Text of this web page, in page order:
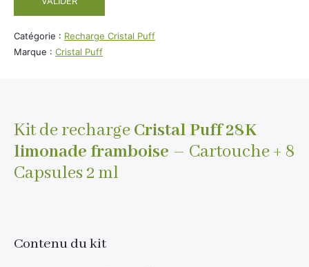
mail
pour
rejoindre
ce
Catégorie : Recharge Cristal Puff
Marque : Cristal Puff
Kit de rechargeCristal Puff 28K
limonade framboise – Cartouche + 8
Capsules 2 ml
Contenu du kit
Salé